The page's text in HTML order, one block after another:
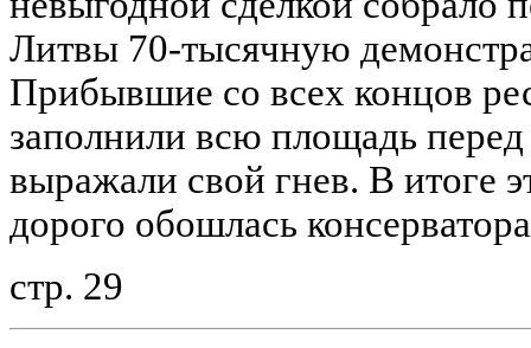
Литвы 70-тысячную
Прибывшие со всех концов
заполнили всю площадь
выражали свой гнев. В итоге
дорого обошлась
стр. 29